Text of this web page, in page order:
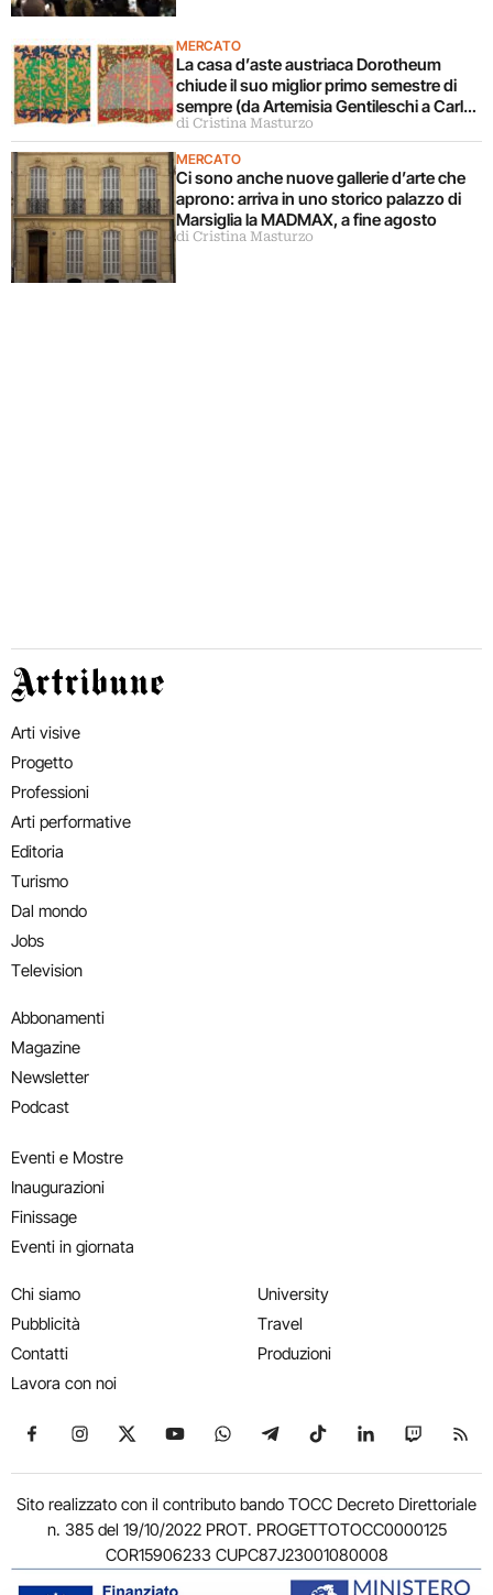
MERCATO
La casa d’aste austriaca Dorotheum
chiude il suo miglior primo semestre di
sempre (da Artemisia Gentileschi a Carla
Accardi)
di Cristina Masturzo
MERCATO
Ci sono anche nuove gallerie d’arte che
aprono: arriva in uno storico palazzo di
Marsiglia la MADMAX, a fine agosto
di Cristina Masturzo
Artribune
Arti visive
Progetto
Professioni
Arti performative
Editoria
Turismo
Dal mondo
Jobs
Television
Abbonamenti
Magazine
Newsletter
Podcast
Eventi e Mostre
Inaugurazioni
Finissage
Eventi in giornata
Chi siamo
Pubblicità
Contatti
Lavora con noi
University
Travel
Produzioni
Seguici su Facebook
Seguici su Instagram
Seguici su X
Seguici su YouTube
Seguici su WhatsApp
Seguici su Telegram
Seguici su TikTok
Seguici su
Seguici
Sito realizzato con il contributo bando TOCC Decreto Direttoriale
n. 385 del 19/10/2022 PROT. PROGETTOTOCC0000125
COR15906233 CUPC87J23001080008